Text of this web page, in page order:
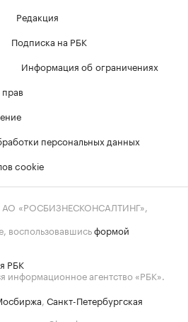
Редакция
Подписка на РБК
Информация об ограничениях
персональных данных
cookie
«РОСБИЗНЕСКОНСАЛТИНГ»,
воспользовавшисьформой
РБК
информационное агентство «РБК».
Санкт-Петербургская